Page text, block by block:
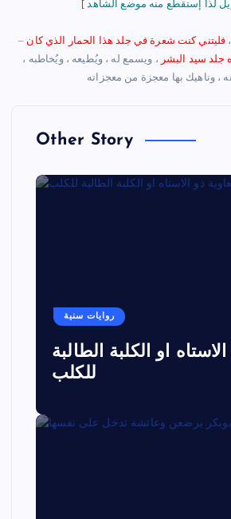
[ لذا إستقطع منه موضع الشاهد
فليتني كنت شعرة في جلد هذا الحمار الذي كان
سيد البشر ، ويسمع له ، ويُطيعه ، ويُخاطبه ،
Other Story
روايات سنية
او الكلبة الطالبة
للكلب